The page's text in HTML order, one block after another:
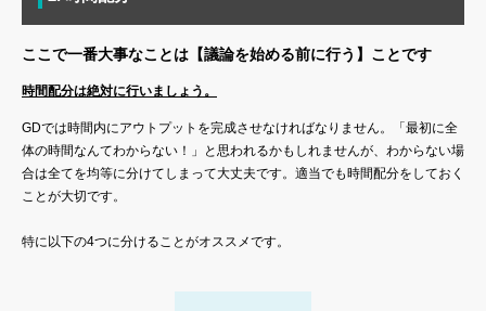
ここで一番大事なことは【議論を始める前に行う】ことです
時間配分は絶対に行いましょう。
GDでは時間内にアウトプットを完成させなければなりません。「最初に全
体の時間なんてわからない！」と思われるかもしれませんが、わからない場
合は全てを均等に分けてしまって大丈夫です。適当でも時間配分をしておく
ことが大切です。
特に以下の4つに分けることがオススメです。